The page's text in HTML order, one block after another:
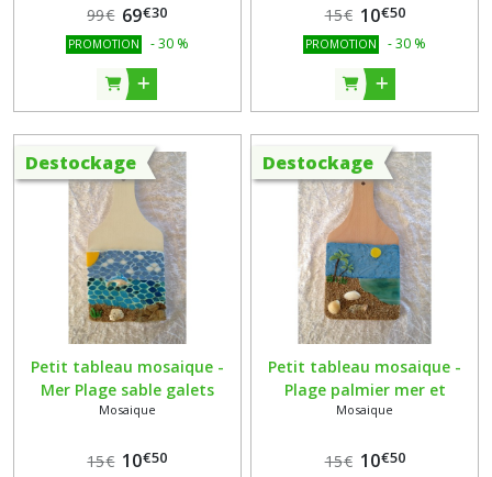
99€ 69€30
PROMOTION -30 %
15€ 10€50
PROMOTION -30 %
Destockage
Petit tableau mosaique -
Mer Plage sable galets
dauphin raku et coquillages
decouper hêtre (3)
Mosaique
15€ 10€50
Destockage
Petit tableau mosaique -
Plage palmier mer et
coquillages - support
(2)
Mosaique
15€ 10€50